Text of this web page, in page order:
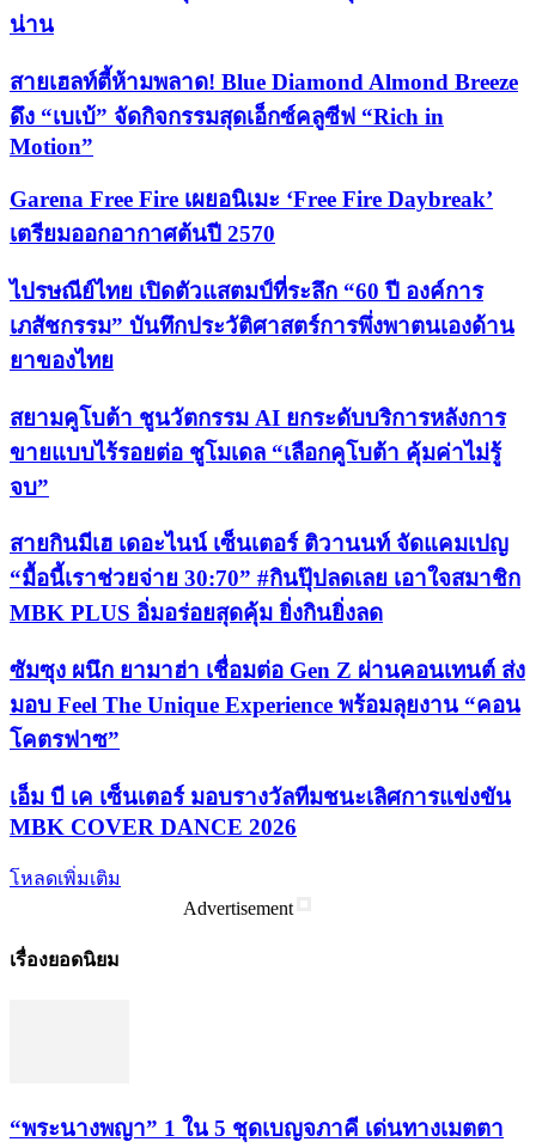
น่าน
สายเฮลท์ตี้ห้ามพลาด! Blue Diamond Almond Breeze
ดึง “เบเบ้” จัดกิจกรรมสุดเอ็กซ์คลูซีฟ “Rich in
Motion”
Garena Free Fire เผยอนิเมะ ‘Free Fire Daybreak’
เตรียมออกอากาศต้นปี 2570
ไปรษณีย์ไทย เปิดตัวแสตมป์ที่ระลึก “60 ปี องค์การ
เภสัชกรรม” บันทึกประวัติศาสตร์การพึ่งพาตนเองด้าน
ยาของไทย
สยามคูโบต้า ชูนวัตกรรม AI ยกระดับบริการหลังการ
ขายแบบไร้รอยต่อ ชูโมเดล “เลือกคูโบต้า คุ้มค่าไม่รู้
จบ”
สายกินมีเฮ เดอะไนน์ เซ็นเตอร์ ติวานนท์ จัดแคมเปญ
“มื้อนี้เราช่วยจ่าย 30:70” #กินปุ๊ปลดเลย เอาใจสมาชิก
MBK PLUS อิ่มอร่อยสุดคุ้ม ยิ่งกินยิ่งลด
ซัมซุง ผนึก ยามาฮ่า เชื่อมต่อ Gen Z ผ่านคอนเทนต์ ส่ง
มอบ Feel The Unique Experience พร้อมลุยงาน “คอน
โคตรฟาซ”
เอ็ม บี เค เซ็นเตอร์ มอบรางวัลทีมชนะเลิศการแข่งขัน
MBK COVER DANCE 2026
โหลดเพิ่มเติม
Advertisement
เรื่องยอดนิยม
“พระ​นาง​พญา” 1 ใน 5​ ชุดเบญจ​ภาคี​ เด่นทางเมตตา​